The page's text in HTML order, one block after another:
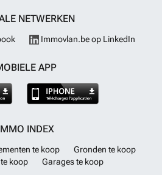
NETWERKEN
Immovlan.be op LinkedIn
APP
INDEX
te koop
Gronden te koop
koop
Garages te koop